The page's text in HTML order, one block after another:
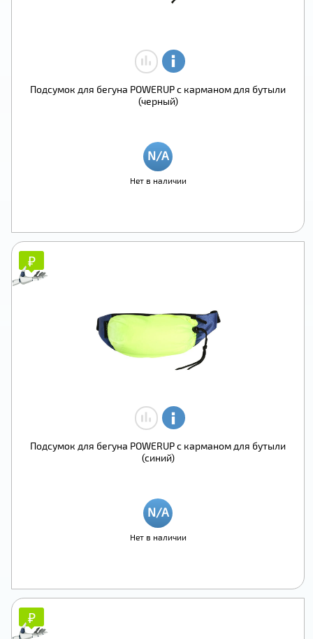
Подсумок для бегуна POWERUP с карманом для бутыли
(черный)
Нет в наличии
₽
₽
Подсумок для бегуна POWERUP с карманом для бутыли
(синий)
Нет в наличии
₽
₽